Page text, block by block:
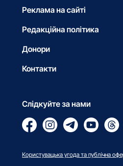
Реклама на сайті
Редакційна політика
Донори
Контакти
Слідкуйте за нами
Користувацька угода та публічна